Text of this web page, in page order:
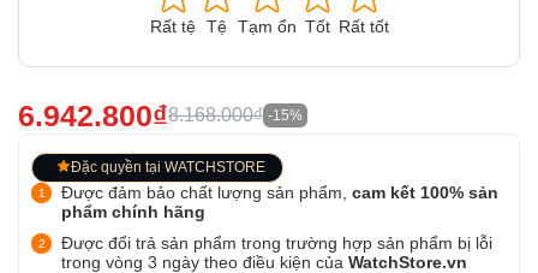
Rất tệ Tệ Tạm ổn Tốt Rất tốt
6.942.800₫8.168.000₫ -15%
Đặc quyền tại WATCHSTORE
Được đảm bảo chất lượng sản phẩm, cam kết 100% sản
phẩm chính hãng
Được đổi trả sản phẩm trong trường hợp sản phẩm bị lỗi
trong vòng 3 ngày theo điều kiện của WatchStore.vn